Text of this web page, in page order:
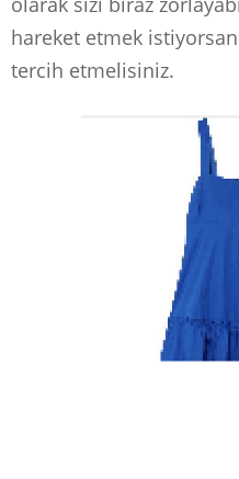
hareket etmek
tercih etmelisiniz.